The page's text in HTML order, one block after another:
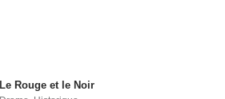
Le Rouge et le Noir